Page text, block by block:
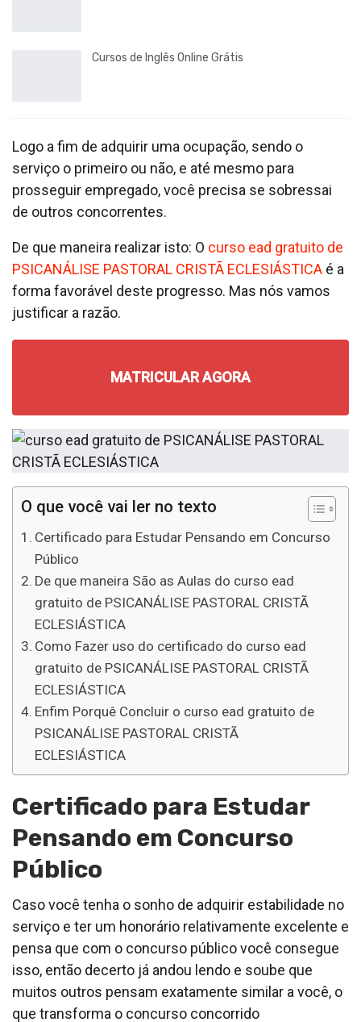
Cursos de Inglês Online Grátis
Logo a fim de adquirir uma ocupação, sendo o
serviço o primeiro ou não, e até mesmo para
prosseguir empregado, você precisa se sobressai
de outros concorrentes.
De que maneira realizar isto: O curso ead gratuito de
PSICANÁLISE PASTORAL CRISTÃ ECLESIÁSTICA é a
forma favorável deste progresso. Mas nós vamos
justificar a razão.
MATRICULAR AGORA
O que você vai ler no texto
Certificado para Estudar Pensando em Concurso
Público
De que maneira São as Aulas do curso ead
gratuito de PSICANÁLISE PASTORAL CRISTÃ
ECLESIÁSTICA
Como Fazer uso do certificado do curso ead
gratuito de PSICANÁLISE PASTORAL CRISTÃ
ECLESIÁSTICA
Enfim Porquê Concluir o curso ead gratuito de
PSICANÁLISE PASTORAL CRISTÃ
ECLESIÁSTICA
Certificado para Estudar
Pensando em Concurso
Público
Caso você tenha o sonho de adquirir estabilidade no
serviço e ter um honorário relativamente excelente e
pensa que com o concurso público você consegue
isso, então decerto já andou lendo e soube que
muitos outros pensam exatamente similar a você, o
que transforma o concurso concorrido